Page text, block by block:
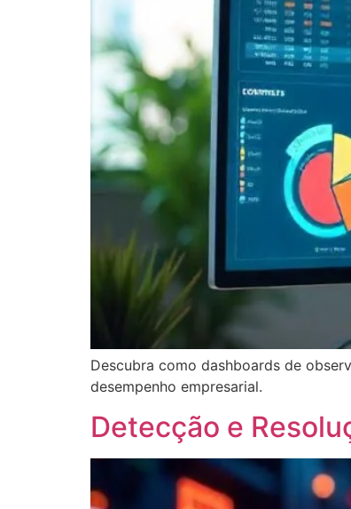
Descubra como dashboards de
desempenho empresarial.
Detecção e